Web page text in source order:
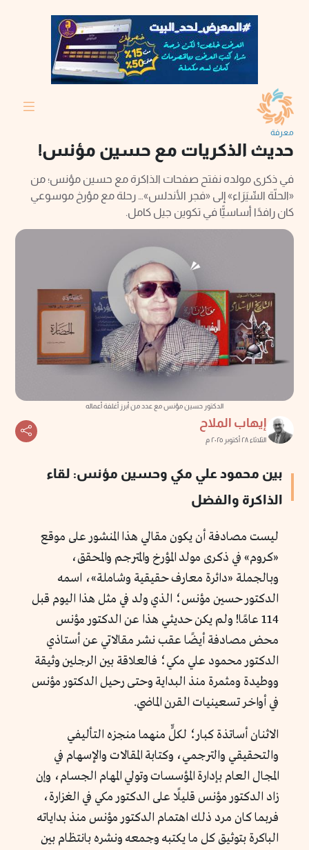
معرفة
حديث الذكريات مع حسين مؤنس!
في ذكرى مولده نفتح صفحات الذاكرة مع حسين مؤنس؛ من
«الحلّة السِّيَرَاء» إلى «فجر الأندلس»… رحلة مع مؤرخ موسوعي
كان رافدًا أساسيًّا في تكوين جيل كامل.
الدكتور حسين مؤنس مع عدد من أبرز أغلفة أعماله
إيهاب الملاح
الثلاثاء ٢٨ أكتوبر ٢٠٢٥ م
بين محمود علي مكي وحسين مؤنس: لقاء
الذاكرة والفضل
ليست مصادفة أن يكون مقالي هذا المنشور على موقع
«كروم» في ذكرى مولد المؤرخ والمترجم والمحقق،
وبالجملة «دائرة معارف حقيقية وشاملة»، اسمه
الدكتور حسين مؤنس؛ الذي ولد في مثل هذا اليوم قبل
114 عامًا! ولم يكن حديثي هذا عن الدكتور مؤنس
محض مصادفة أيضًا عقب نشر مقالاتي عن أستاذي
الدكتور محمود علي مكي؛ فالعلاقة بين الرجلين وثيقة
ووطيدة ومثمرة منذ البداية وحتى رحيل الدكتور مؤنس
في أواخر تسعينيات القرن الماضي.
الاثنان أساتذة كبار؛ لكلٍّ منهما منجزه التأليفي
والتحقيقي والترجمي، وكتابة المقالات والإسهام في
المجال العام بإدارة المؤسسات وتولي المهام الجسام، وإن
زاد الدكتور مؤنس قليلًا على الدكتور مكي في الغزارة،
فربما كان مرد ذلك اهتمام الدكتور مؤنس منذ بداياته
الباكرة بتوثيق كل ما يكتبه وجمعه ونشره بانتظام بين